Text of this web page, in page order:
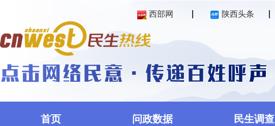
西部网 陕西头条
首页 问政数据 民生调查